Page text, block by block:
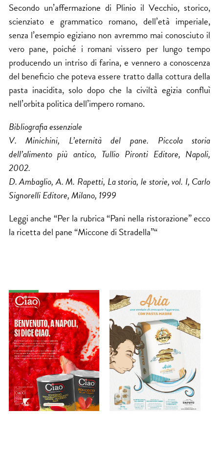
Secondo un’affermazione di Plinio il Vecchio, storico,
scienziato e grammatico romano, dell’età imperiale,
senza l’esempio egiziano non avremmo mai conosciuto il
vero pane, poiché i romani vissero per lungo tempo
producendo un intriso di farina, e vennero a conoscenza
del beneficio che poteva essere tratto dalla cottura della
pasta inacidita, solo dopo che la civiltà egizia confluì
nell’orbita politica dell’impero romano.
Bibliografia essenziale
V. Minichini, L’eternità del pane. Piccola storia
dell’alimento più antico, Tullio Pironti Editore, Napoli,
2002.
D. Ambaglio, A. M. Rapetti, La storia, le storie, vol. I, Carlo
Signorelli Editore, Milano, 1999
Leggi anche “Per la rubrica “Pani nella ristorazione” ecco
la ricetta del pane “Miccone di Stradella”“